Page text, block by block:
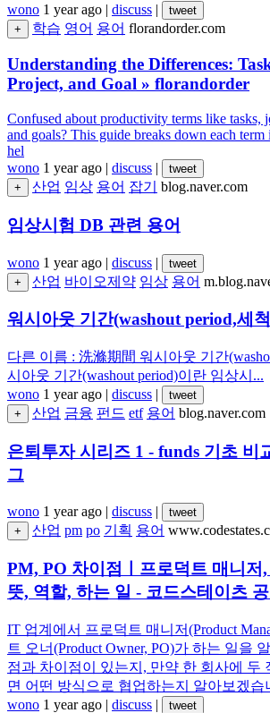
wono 1 year ago | discuss |
tweet
+
학습 영어 용어 florandorder.com
Understanding the Differences:
Project, and Goal » florandorder
Confused about productivity terms like tasks,
and goals? This guide breaks down each
hel
wono 1 year ago | discuss |
tweet
+
산업 임상 용어 잡기 blog.naver.com
임상시험 DB 관련 용어
wono 1 year ago | discuss |
tweet
+
산업 바이오제약 임상 용어
워시아웃 기간(washout period,세
다른 이름 : 洗滌期間 워시아웃 기간
시아웃 기간(washout period)이란 임상시...
wono 1 year ago | discuss |
tweet
+
산업 금융 펀드 etf 용어 blog.naver.com
은퇴투자 시리즈 1 - funds 기초 비
그
wono 1 year ago | discuss |
tweet
+
산업 pm po 기획 용어
PM, PO 차이점ㅣ프로덕트 매니저
뜻, 역할, 하는 일 - 코드스테이츠
IT 업계에서 프로덕트 매니저(Product
트 오너(Product Owner, PO)가 하는 일을
점과 차이점이 있는지, 만약 한 회사에 두
면 어떤 방식으로 협업하는지 알아보겠습
wono 1 year ago | discuss |
tweet